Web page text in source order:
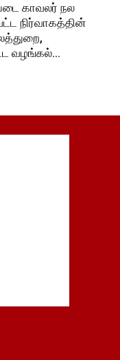
காவலர் நல
நிர்வாகத்தின்
வழங்கல்...